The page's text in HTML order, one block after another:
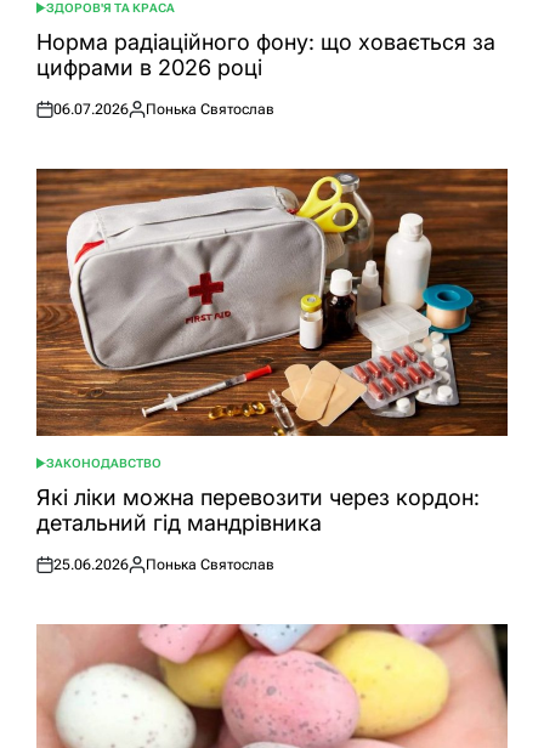
ОПУБЛІКУВАТИ
У
ЗДОРОВ'Я ТА КРАСА
Норма радіаційного фону: що ховається за
цифрами в 2026 році
Оприлюднено
06.07.2026
Опубліковано
Понька Святослав
ОПУБЛІКУВАТИ
У
ЗАКОНОДАВСТВО
Які ліки можна перевозити через кордон:
детальний гід мандрівника
Оприлюднено
25.06.2026
Опубліковано
Понька Святослав